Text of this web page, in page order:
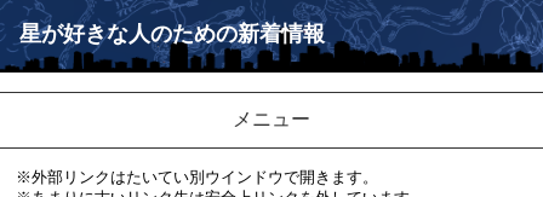
星が好きな人のための新着情報
メニュー
※外部リンクはたいてい別ウインドウで開きます。